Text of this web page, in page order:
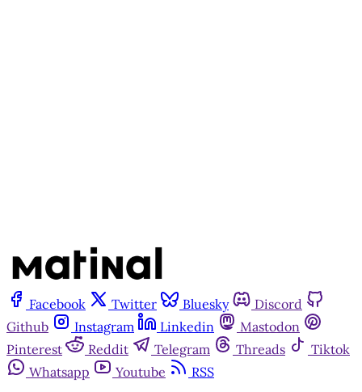
Facebook Twitter Bluesky
Discord
Github
Instagram Linkedin
Mastodon
Pinterest
Reddit Telegram Threads
Tiktok
Whatsapp
Youtube
RSS